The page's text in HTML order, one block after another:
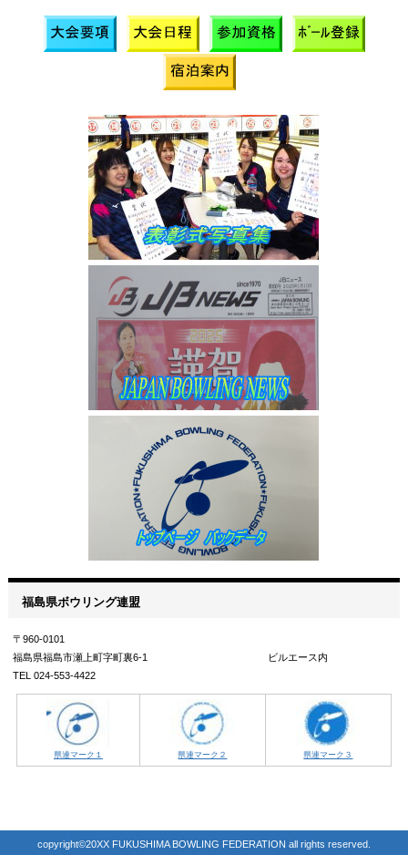
福島県ボウリング連盟
〒960-0101
福島県福島市瀬上町字町裏6-1 ビルエース内
TEL 024-553-4422
県連マーク１ 県連マーク２ 県連マーク３
copyright©20XX FUKUSHIMA BOWLING FEDERATION all rights reserved.